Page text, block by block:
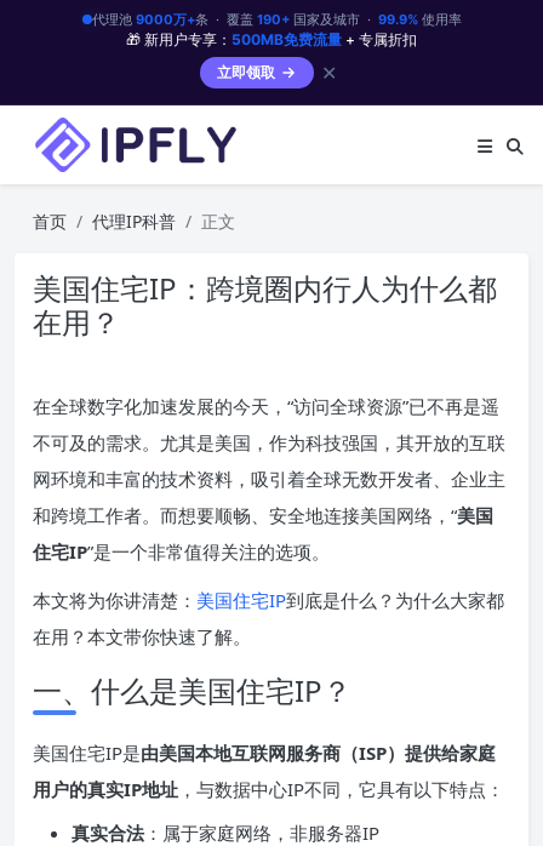
代理池 9000万+条 · 覆盖 190+国家及城市 · 99.9%使用率
🎁 新用户专享： 500MB免费流量 + 专属折扣
立即领取
✕
首页 代理IP科普 正文
美国住宅IP：跨境圈内行人为什么都
在用？
在全球数字化加速发展的今天，“访问全球资源”已不再是遥
不可及的需求。尤其是美国，作为科技强国，其开放的互联
网环境和丰富的技术资料，吸引着全球无数开发者、企业主
和跨境工作者。而想要顺畅、安全地连接美国网络，“美国
住宅IP”是一个非常值得关注的选项。
本文将为你讲清楚： 美国住宅IP到底是什么？为什么大家都
在用？本文带你快速了解。
一、什么是美国住宅IP？
美国住宅IP是由美国本地互联网服务商（ISP）提供给家庭
用户的真实IP地址 ，与数据中心IP不同，它具有以下特点：
真实合法：属于家庭网络，非服务器IP